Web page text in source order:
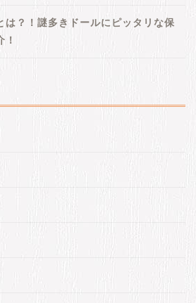
は？！謎多きドールにピッタリな保
！